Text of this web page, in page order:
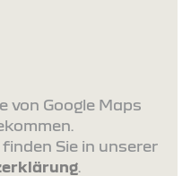
von Google Maps
Sie in unserer
.